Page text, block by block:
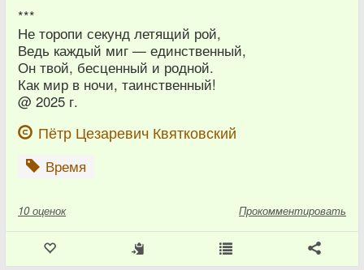
***
Не торопи секунд летящий рой,
Ведь каждый миг — единственный,
Он твой, бесценный и родной.
Как мир в ночи, таинственный!
@ 2025 г.
Пётр Цезаревич Квятковский
Время
10 оценок Прокомментировать